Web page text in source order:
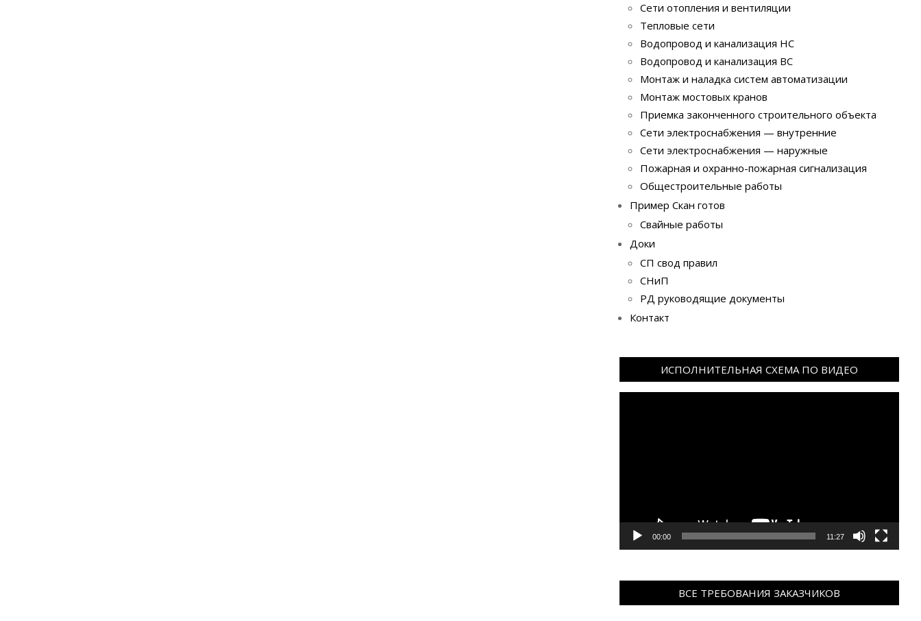
Сети отопления и вентиляции
Тепловые сети
Водопровод и канализация НС
Водопровод и канализация ВС
Монтаж и наладка систем автоматизации
Монтаж мостовых кранов
Приемка законченного строительного объекта
Сети электроснабжения — внутренние
Сети электроснабжения — наружные
Пожарная и охранно-пожарная сигнализация
Общестроительные работы
Пример Скан готов
Свайные работы
Доки
СП свод правил
СНиП
РД руководящие документы
Контакт
ИСПОЛНИТЕЛЬНАЯ СХЕМА ПО ВИДЕО
00:00 11:27
ВСЕ ТРЕБОВАНИЯ ЗАКАЗЧИКОВ